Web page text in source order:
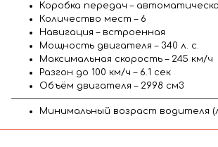
Коробка передач –
Количество мест – 6
Навигация – встроенная
Мощность двигателя – 340 л. с.
Максимальная скорость – 245 км/ч
Разгон до 100 км/ч – 6.1 сек
Объём двигателя – 2998 см3
Минимальный возраст водителя